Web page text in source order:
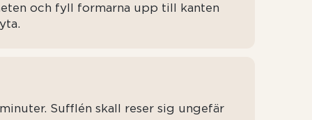
och fyll formarna upp till kanten
Sufflén skall reser sig ungefär